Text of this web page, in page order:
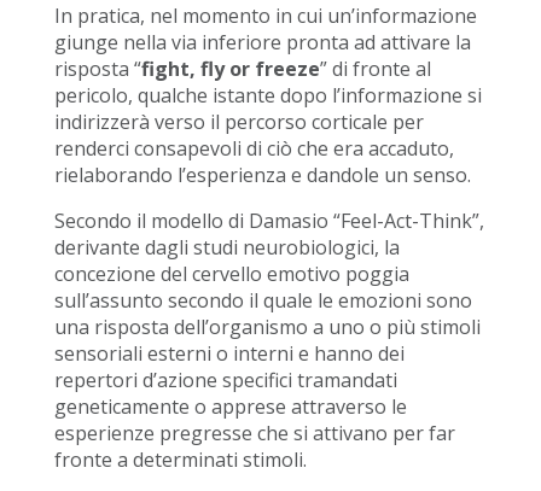
In pratica, nel momento in cui un’informazione
giunge nella via inferiore pronta ad attivare la
risposta “fight, fly or freeze” di fronte al
pericolo, qualche istante dopo l’informazione si
indirizzerà verso il percorso corticale per
renderci consapevoli di ciò che era accaduto,
rielaborando l’esperienza e dandole un senso.
Secondo il modello di Damasio “Feel-Act-Think”,
derivante dagli studi neurobiologici, la
concezione del cervello emotivo poggia
sull’assunto secondo il quale le emozioni sono
una risposta dell’organismo a uno o più stimoli
sensoriali esterni o interni e hanno dei
repertori d’azione specifici tramandati
geneticamente o apprese attraverso le
esperienze pregresse che si attivano per far
fronte a determinati stimoli.